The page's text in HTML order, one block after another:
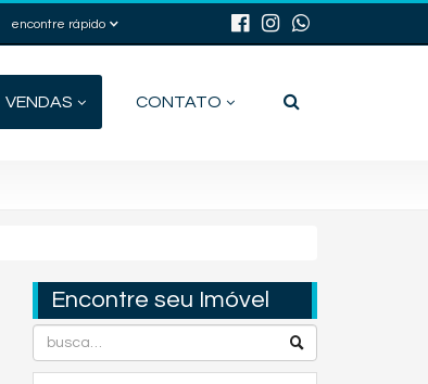
encontre rápido
VENDAS CONTATO
Encontre seu Imóvel